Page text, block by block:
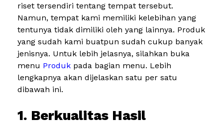
riset tersendiri tentang tempat tersebut.
Namun, tempat kami memiliki kelebihan yang
tentunya tidak dimiliki oleh yang lainnya. Produk
yang sudah kami buatpun sudah cukup banyak
jenisnya. Untuk lebih jelasnya, silahkan buka
menu Produk pada bagian menu. Lebih
lengkapnya akan dijelaskan satu per satu
dibawah ini.
1. Berkualitas Hasil